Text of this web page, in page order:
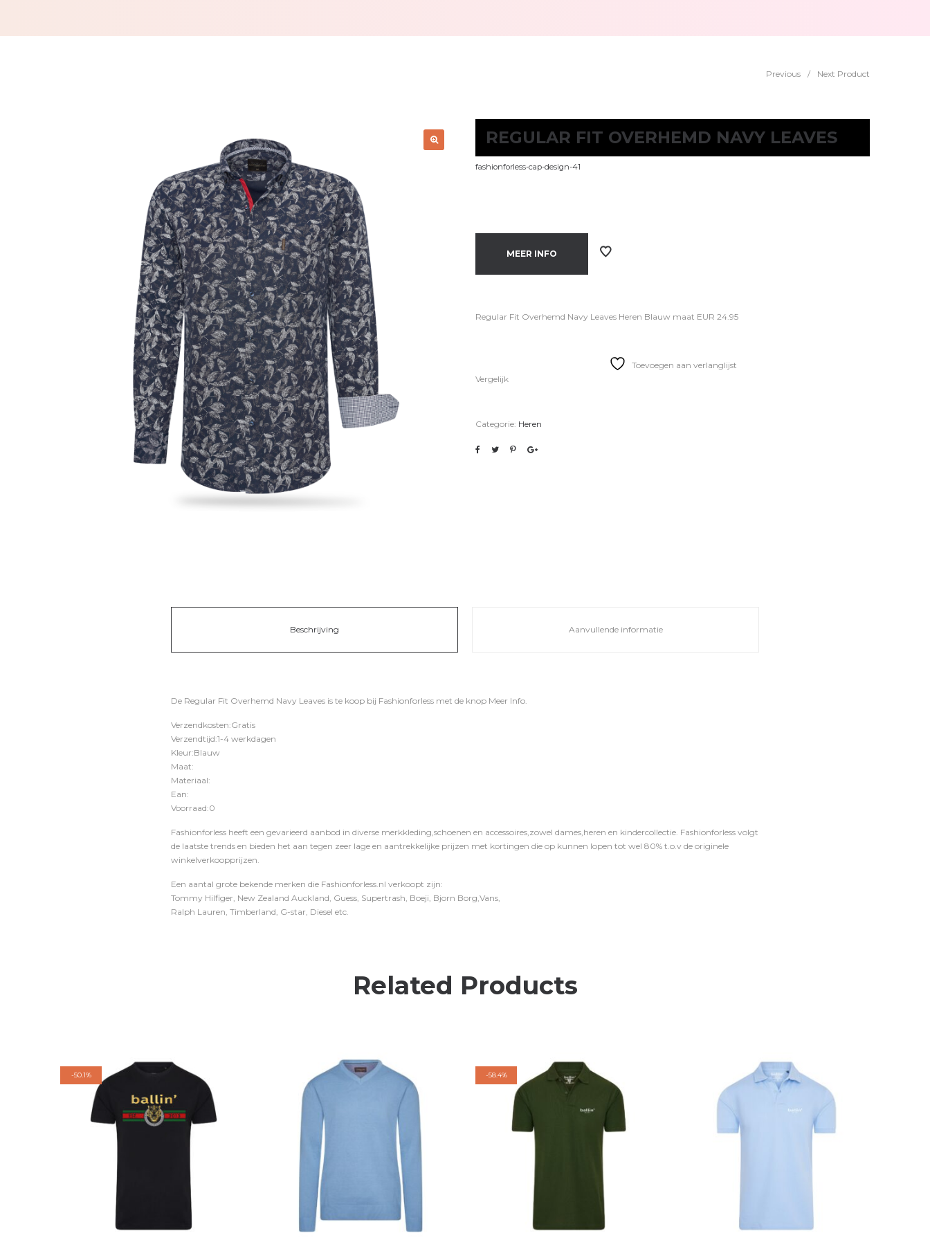
Previous / Next Product
REGULAR FIT OVERHEMD NAVY LEAVES
fashionforless-cap-design-41
MEER INFO
Regular Fit Overhemd Navy Leaves Heren Blauw maat EUR 24.95
Toevoegen aan verlanglijst
Vergelijk
Categorie: Heren
Beschrijving Aanvullende informatie
De Regular Fit Overhemd Navy Leaves is te koop bij Fashionforless met de knop Meer Info.
Verzendkosten:Gratis
Verzendtijd:1-4 werkdagen
Kleur:Blauw
Maat:
Materiaal:
Ean:
Voorraad:0
Fashionforless heeft een gevarieerd aanbod in diverse merkkleding,schoenen en accessoires,zowel dames,heren en kindercollectie. Fashionforless volgt
de laatste trends en bieden het aan tegen zeer lage en aantrekkelijke prijzen met kortingen die op kunnen lopen tot wel 80% t.o.v de originele
winkelverkoopprijzen.
Een aantal grote bekende merken die Fashionforless.nl verkoopt zijn:
Tommy Hilfiger, New Zealand Auckland, Guess, Supertrash, Boeji, Bjorn Borg,Vans,
Ralph Lauren, Timberland, G-star, Diesel etc.
Related Products
-50.1% -58.4%